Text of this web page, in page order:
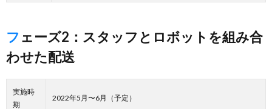
フェーズ2：スタッフとロボットを組み合
わせた配送
実施時
期
2022年5月〜6月（予定）